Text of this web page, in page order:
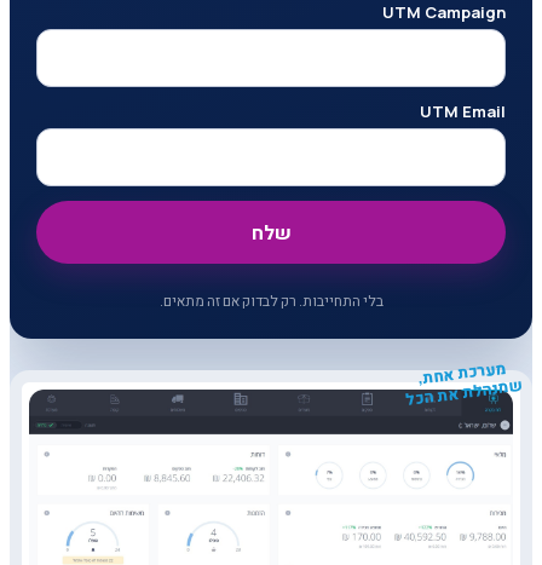
UTM Campaign
UTM Email
שלח
בלי התחייבות. רק לבדוק אם זה מתאים.
מערכת אחת,
שמנהלת את הכל